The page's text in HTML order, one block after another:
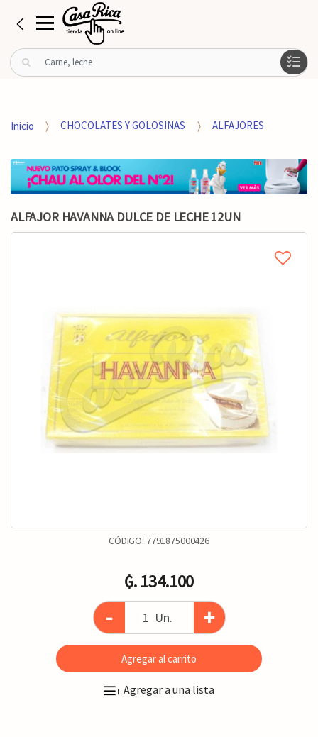
B
u
r
o
:
Inicio CHOCOLATES Y GOLOSINAS ALFAJORES
ALFAJOR HAVANNA DULCE DE LECHE 12UN
CÓDIGO: 7791875000426
₲. 134.100
- Un. +
Agregar al carrito
+Agregar a una lista